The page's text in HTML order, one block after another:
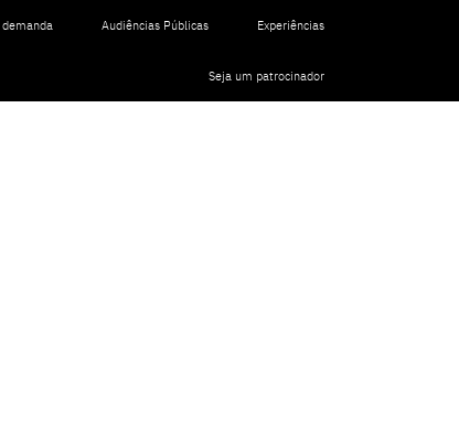
demanda Audiências Públicas Experiências
Seja um patrocinador